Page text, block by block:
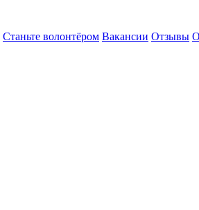
Станьте волонтёром Вакансии Отзывы